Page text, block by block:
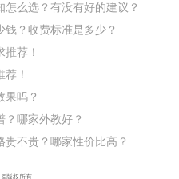
么选？有没有好的建议？
？收费标准是多少？
荐！
！
果吗？
哪家外教好？
不贵？哪家性价比高？
©版权所有